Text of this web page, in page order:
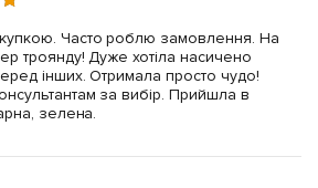
Часто роблю замовлення. На
троянду! Дуже хотіла насичено
інших. Отримала просто чудо!
за вибір. Прийшла в
зелена.